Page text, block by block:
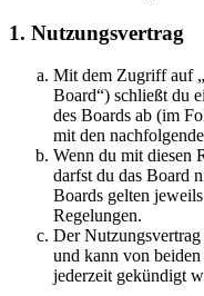
1. Nutzungsvertrag
Mit dem Zugriff auf
Board“) schließt du
des Boards ab (im
mit den
Wenn du mit diesen
darfst du das Board
Boards gelten
Regelungen.
Der
und kann von
jederzeit gekündigt